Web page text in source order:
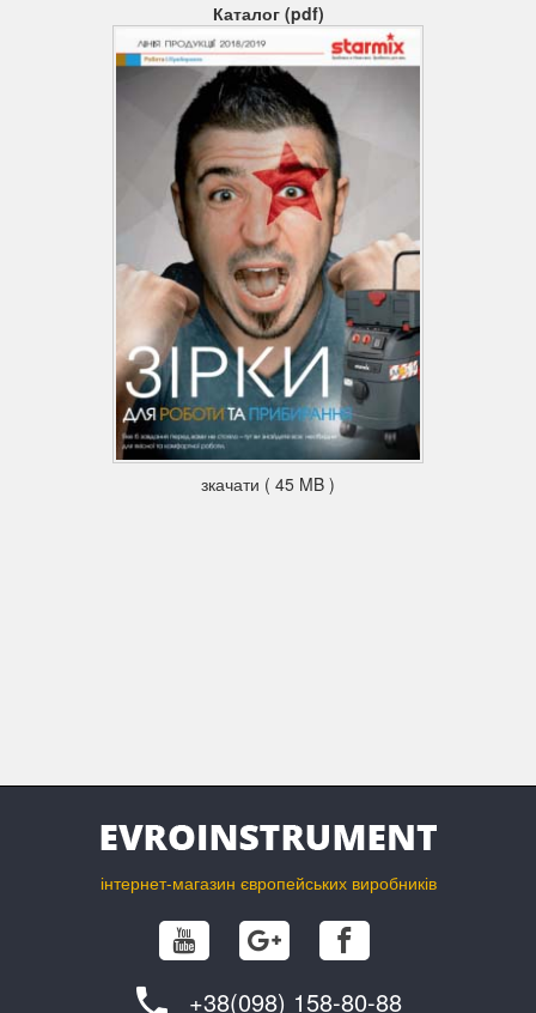
Каталог (pdf)
зкачати ( 45 MB )
інтернет-магазин європейських виробників
+38(098) 158-80-88